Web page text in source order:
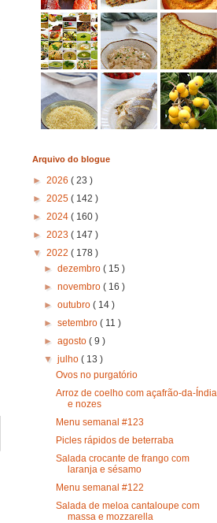
Arquivo do blogue
► 2026 ( 23 )
► 2025 ( 142 )
► 2024 ( 160 )
► 2023 ( 147 )
▼ 2022 ( 178 )
►dezembro( 15 )
►novembro( 16 )
►outubro( 14 )
►setembro( 11 )
►agosto( 9 )
▼julho( 13 )
Ovos no purgatório
Arroz de coelho com açafrão-da-Índia
e nozes
Menu semanal #123
Picles rápidos de beterraba
Salada crocante de frango com
laranja e sésamo
Menu semanal #122
Salada de meloa cantaloupe com
massa e mozzarella